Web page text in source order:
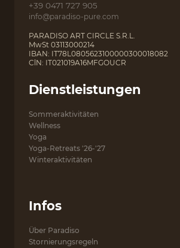
+39 0471 727 905
info@paradiso-pure.com
PARADISO ART CIRCLE S.R.L.
MwSt 03113000214
IBAN: IT78L0805623100000300018082
ClN: IT021019A16MFGOUCR
Dienstleistungen
Sommeraktivitäten
Wellness
Yoga
Yoga-Retreats '26-'27
Winteraktivitäten
Infos
Über Paradiso
Stornierungsregeln